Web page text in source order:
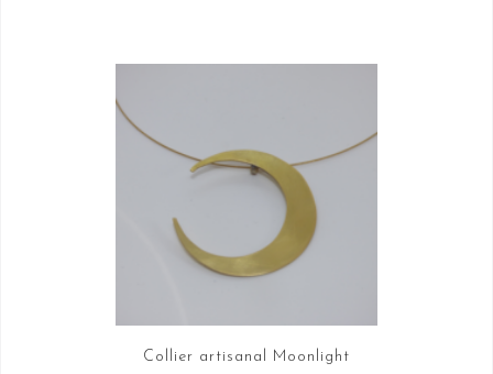
Collier artisanal Moonlight